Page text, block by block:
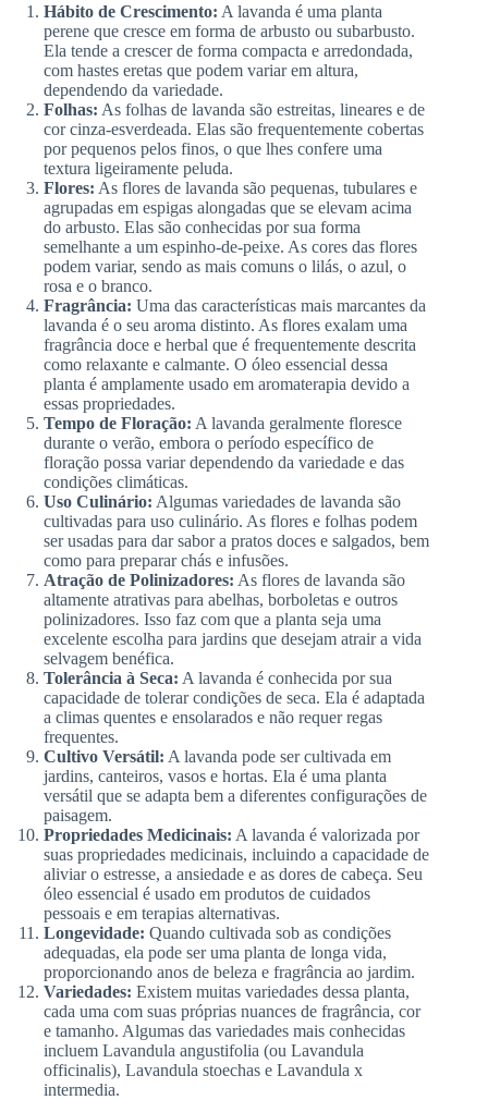
Hábito de Crescimento: A lavanda é uma planta
perene que cresce em forma de arbusto ou subarbusto.
Ela tende a crescer de forma compacta e arredondada,
com hastes eretas que podem variar em altura,
dependendo da variedade.
Folhas: As folhas de lavanda são estreitas, lineares e de
cor cinza-esverdeada. Elas são frequentemente cobertas
por pequenos pelos finos, o que lhes confere uma
textura ligeiramente peluda.
Flores: As flores de lavanda são pequenas, tubulares e
agrupadas em espigas alongadas que se elevam acima
do arbusto. Elas são conhecidas por sua forma
semelhante a um espinho-de-peixe. As cores das flores
podem variar, sendo as mais comuns o lilás, o azul, o
rosa e o branco.
Fragrância: Uma das características mais marcantes da
lavanda é o seu aroma distinto. As flores exalam uma
fragrância doce e herbal que é frequentemente descrita
como relaxante e calmante. O óleo essencial dessa
planta é amplamente usado em aromaterapia devido a
essas propriedades.
Tempo de Floração: A lavanda geralmente floresce
durante o verão, embora o período específico de
floração possa variar dependendo da variedade e das
condições climáticas.
Uso Culinário: Algumas variedades de lavanda são
cultivadas para uso culinário. As flores e folhas podem
ser usadas para dar sabor a pratos doces e salgados, bem
como para preparar chás e infusões.
Atração de Polinizadores: As flores de lavanda são
altamente atrativas para abelhas, borboletas e outros
polinizadores. Isso faz com que a planta seja uma
excelente escolha para jardins que desejam atrair a vida
selvagem benéfica.
Tolerância à Seca: A lavanda é conhecida por sua
capacidade de tolerar condições de seca. Ela é adaptada
a climas quentes e ensolarados e não requer regas
frequentes.
Cultivo Versátil: A lavanda pode ser cultivada em
jardins, canteiros, vasos e hortas. Ela é uma planta
versátil que se adapta bem a diferentes configurações de
paisagem.
Propriedades Medicinais: A lavanda é valorizada por
suas propriedades medicinais, incluindo a capacidade de
aliviar o estresse, a ansiedade e as dores de cabeça. Seu
óleo essencial é usado em produtos de cuidados
pessoais e em terapias alternativas.
Longevidade: Quando cultivada sob as condições
adequadas, ela pode ser uma planta de longa vida,
proporcionando anos de beleza e fragrância ao jardim.
Variedades: Existem muitas variedades dessa planta,
cada uma com suas próprias nuances de fragrância, cor
e tamanho. Algumas das variedades mais conhecidas
incluem Lavandula angustifolia (ou Lavandula
officinalis), Lavandula stoechas e Lavandula x
intermedia.